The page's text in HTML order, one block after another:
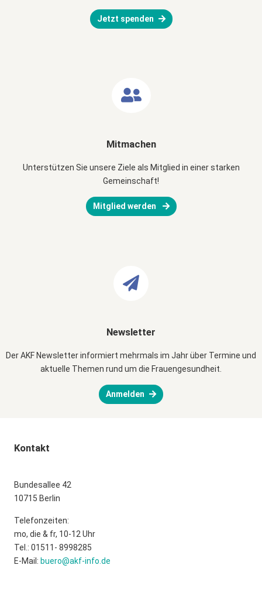
Jetzt spenden
Mitmachen
Unterstützen Sie unsere Ziele als Mitglied in einer starken
Gemeinschaft!
Mitglied werden
Newsletter
Der AKF Newsletter informiert mehrmals im Jahr über Termine und
aktuelle Themen rund um die Frauengesundheit.
Anmelden
Kontakt
Bundesallee 42
10715 Berlin
Telefonzeiten:
mo, die & fr, 10-12 Uhr
Tel.: 01511- 8998285
E-Mail: buero@akf-info.de